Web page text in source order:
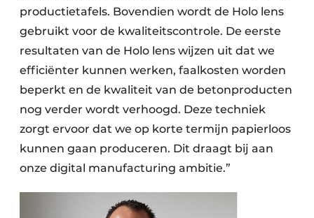
productietafels. Bovendien wordt de Holo lens
gebruikt voor de kwaliteitscontrole. De eerste
resultaten van de Holo lens wijzen uit dat we
efficiënter kunnen werken, faalkosten worden
beperkt en de kwaliteit van de betonproducten
nog verder wordt verhoogd. Deze techniek
zorgt ervoor dat we op korte termijn papierloos
kunnen gaan produceren. Dit draagt bij aan
onze digital manufacturing ambitie.”